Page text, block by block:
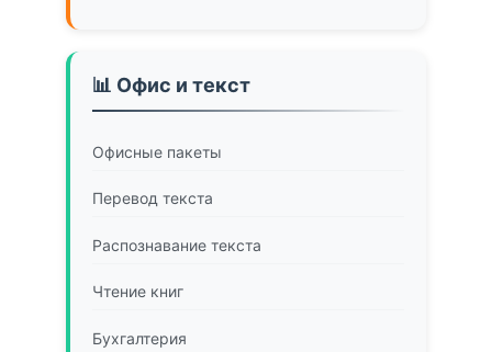
📊 Офис и текст
Офисные пакеты
Перевод текста
Распознавание текста
Чтение книг
Бухгалтерия